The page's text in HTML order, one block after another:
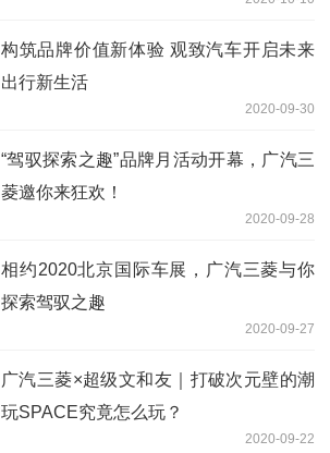
构筑品牌价值新体验 观致汽车开启未来
出行新生活
2020-09-30
“驾驭探索之趣”品牌月活动开幕，广汽三
菱邀你来狂欢！
2020-09-28
相约2020北京国际车展，广汽三菱与你
探索驾驭之趣
2020-09-27
广汽三菱×超级文和友｜打破次元壁的潮
玩SPACE究竟怎么玩？
2020-09-22